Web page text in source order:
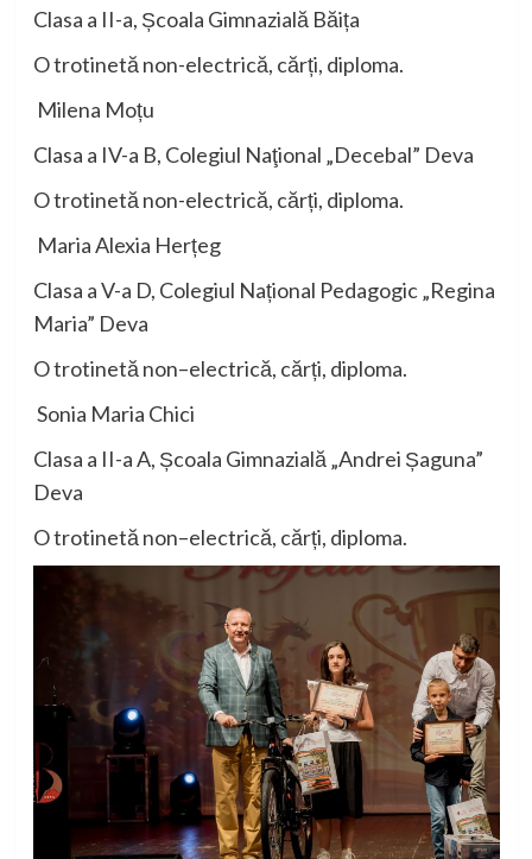
Clasa a II-a, Școala Gimnazială Băița
O trotinetă non-electrică, cărți, diploma.
Milena Moțu
Clasa a IV-a B, Colegiul Naţional „Decebal” Deva
O trotinetă non-electrică, cărți, diploma.
Maria Alexia Herțeg
Clasa a V-a D, Colegiul Național Pedagogic „Regina
Maria” Deva
O trotinetă non–electrică, cărți, diploma.
Sonia Maria Chici
Clasa a II-a A, Școala Gimnazială „Andrei Șaguna”
Deva
O trotinetă non–electrică, cărți, diploma.